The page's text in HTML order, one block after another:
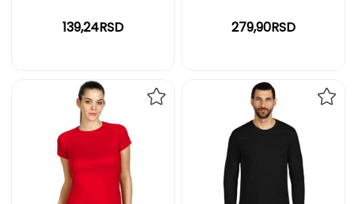
139,24RSD 279,90RSD